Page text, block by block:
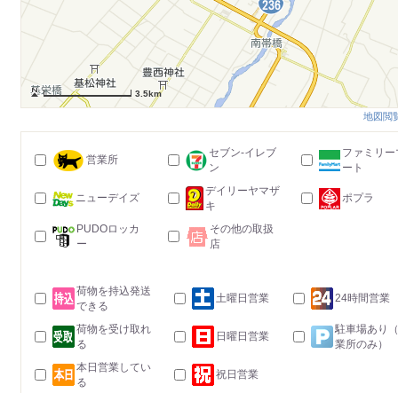
3.5km
地図閲
営業所
セブン-イレブ
ン
ファミリー
ート
ニューデイズ
デイリーヤマザ
キ
ポプラ
PUDOロッカ
ー
その他の取扱
店
荷物を持込発送
できる
土曜日営業 24時間営業
荷物を受け取れ
る
日曜日営業
駐車場あり
業所のみ）
本日営業してい
る
祝日営業